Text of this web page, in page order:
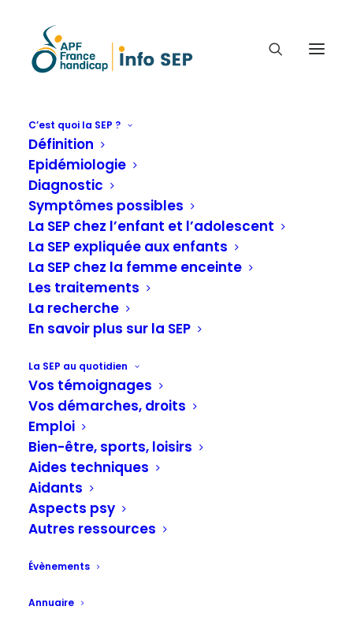
C’est quoi la SEP ?
Définition
Epidémiologie
Diagnostic
Symptômes possibles
La SEP chez l’enfant et l’adolescent
La SEP expliquée aux enfants
La SEP chez la femme enceinte
Les traitements
La recherche
En savoir plus sur la SEP
La SEP au quotidien
Vos témoignages
Vos démarches, droits
Emploi
Bien-être, sports, loisirs
Aides techniques
Aidants
Aspects psy
Autres ressources
Évènements
Annuaire
Journée mondiale de
la Sclérose en
plaques.
Accueil Journée mondiale de la Sclérose en plaques.